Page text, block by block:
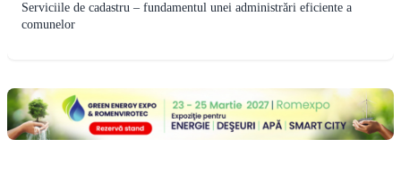
Serviciile de cadastru – fundamentul unei administrări eficiente a
comunelor